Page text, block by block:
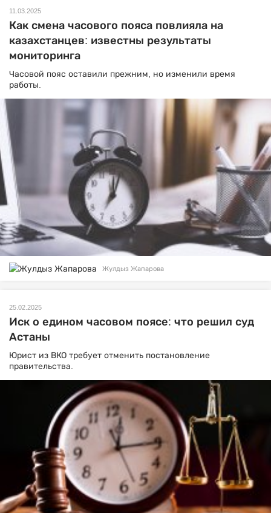
11.03.2025
Как смена часового пояса повлияла на
казахстанцев: известны результаты
мониторинга
Часовой пояс оставили прежним, но изменили время
работы.
Жулдыз Жапарова
25.02.2025
Иск о едином часовом поясе: что решил суд
Астаны
Юрист из ВКО требует отменить постановление
правительства.